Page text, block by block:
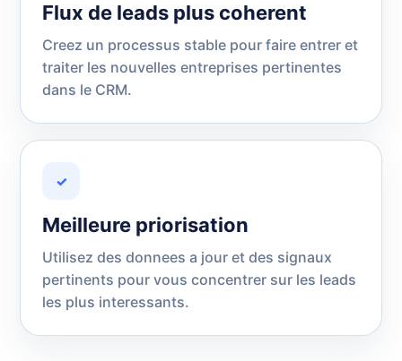
Flux de leads plus coherent
Creez un processus stable pour faire entrer et
traiter les nouvelles entreprises pertinentes
dans le CRM.
✓
Meilleure priorisation
Utilisez des donnees a jour et des signaux
pertinents pour vous concentrer sur les leads
les plus interessants.